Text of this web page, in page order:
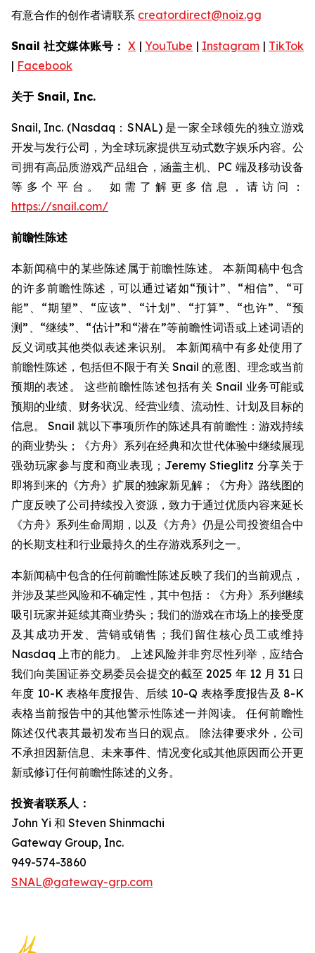
有意合作的创作者请联系 creatordirect@noiz.gg
Snail 社交媒体账号： X |YouTube | Instagram | TikTok
| Facebook
关于 Snail, Inc.
Snail, Inc. (Nasdaq：SNAL) 是一家全球领先的独立游戏
开发与发行公司，为全球玩家提供互动式数字娱乐内容。公
司拥有高品质游戏产品组合，涵盖主机、PC 端及移动设备
等多个平台。 如需了解更多信息，请访问：
https://snail.com/
前瞻性陈述
本新闻稿中的某些陈述属于前瞻性陈述。 本新闻稿中包含
的许多前瞻性陈述，可以通过诸如“预计”、“相信”、“可
能”、“期望”、“应该”、“计划”、“打算”、“也许”、“预
测”、“继续”、“估计”和“潜在”等前瞻性词语或上述词语的
反义词或其他类似表述来识别。 本新闻稿中有多处使用了
前瞻性陈述，包括但不限于有关 Snail 的意图、理念或当前
预期的表述。 这些前瞻性陈述包括有关 Snail 业务可能或
预期的业绩、财务状况、经营业绩、流动性、计划及目标的
信息。 Snail 就以下事项所作的陈述具有前瞻性：游戏持续
的商业势头；《方舟》系列在经典和次世代体验中继续展现
强劲玩家参与度和商业表现；Jeremy Stieglitz 分享关于
即将到来的《方舟》扩展的独家新见解；《方舟》路线图的
广度反映了公司持续投入资源，致力于通过优质内容来延长
《方舟》系列生命周期，以及《方舟》仍是公司投资组合中
的长期支柱和行业最持久的生存游戏系列之一。
本新闻稿中包含的任何前瞻性陈述反映了我们的当前观点，
并涉及某些风险和不确定性，其中包括：《方舟》系列继续
吸引玩家并延续其商业势头；我们的游戏在市场上的接受度
及其成功开发、营销或销售；我们留住核心员工或维持
Nasdaq 上市的能力。 上述风险并非穷尽性列举，应结合
我们向美国证券交易委员会提交的截至 2025 年 12 月 31 日
年度 10-K 表格年度报告、后续 10-Q 表格季度报告及 8-K
表格当前报告中的其他警示性陈述一并阅读。 任何前瞻性
陈述仅代表其最初发布当日的观点。 除法律要求外，公司
不承担因新信息、未来事件、情况变化或其他原因而公开更
新或修订任何前瞻性陈述的义务。
投资者联系人：
John Yi 和 Steven Shinmachi
Gateway Group, Inc.
949-574-3860
SNAL@gateway-grp.com